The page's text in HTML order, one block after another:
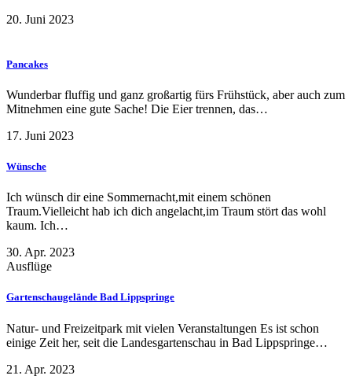
20. Juni 2023
Pancakes
Wunderbar fluffig und ganz großartig fürs Frühstück, aber auch zum
Mitnehmen eine gute Sache! Die Eier trennen, das…
17. Juni 2023
Wünsche
Ich wünsch dir eine Sommernacht,mit einem schönen
Traum.Vielleicht hab ich dich angelacht,im Traum stört das wohl
kaum. Ich…
30. Apr. 2023
Ausflüge
Gartenschaugelände Bad Lippspringe
Natur- und Freizeitpark mit vielen Veranstaltungen Es ist schon
einige Zeit her, seit die Landesgartenschau in Bad Lippspringe…
21. Apr. 2023